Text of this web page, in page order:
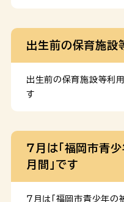
出生前の保育施設
出生前の保育施設等利
す
７月は「福岡市青
月間」です
７月は「福岡市青少年の